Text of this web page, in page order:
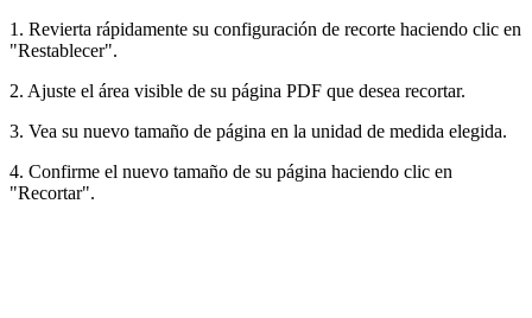
1. Revierta rápidamente su configuración de recorte haciendo clic en
"Restablecer".
2. Ajuste el área visible de su página PDF que desea recortar.
3. Vea su nuevo tamaño de página en la unidad de medida elegida.
4. Confirme el nuevo tamaño de su página haciendo clic en
"Recortar".